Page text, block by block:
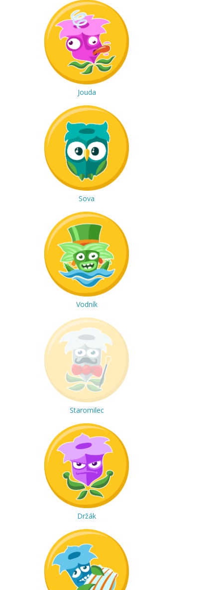
Jouda
Sova
Vodník
Staromilec
Držák